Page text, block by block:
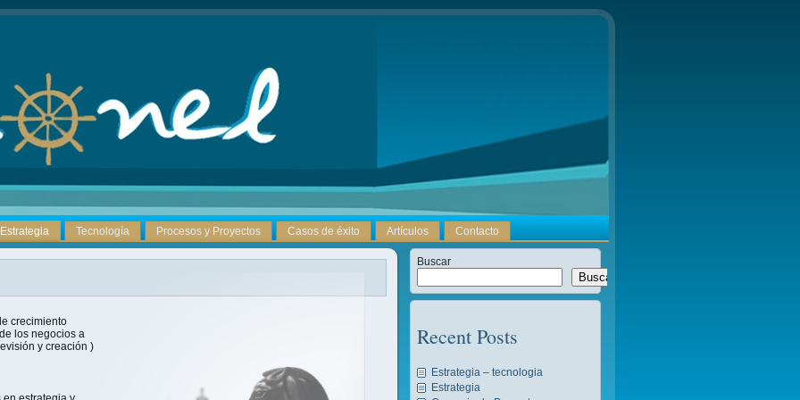
Estrategia Tecnología Procesos y Proyectos Casos de éxito Artículos Contacto
crecimiento
los negocios a
y creación )
Buscar
Buscar
Recent Posts
Estrategia – tecnologia
Estrategia